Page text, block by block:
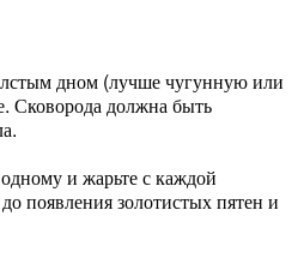
дном (лучше чугунную или
Сковорода должна быть
и жарьте с каждой
появления золотистых пятен и